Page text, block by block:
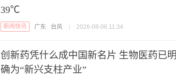
39℃
新闻快讯 广东 台风 2026-08-06 11:34
创新药凭什么成中国新名片 生物医药已明
确为“新兴支柱产业”